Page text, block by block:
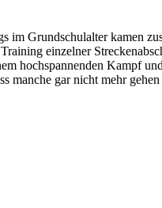
im Grundschulalter kamen
einzelner
hochspannenden Kampf
manche gar nicht mehr